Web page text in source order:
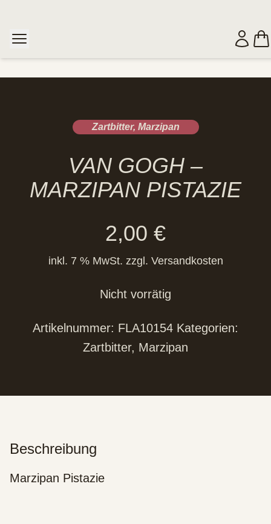
Zartbitter, Marzipan
VAN GOGH –
MARZIPAN PISTAZIE
2,00 €
inkl. 7 % MwSt. zzgl. Versandkosten
Nicht vorrätig
Artikelnummer: FLA10154 Kategorien:
Zartbitter, Marzipan
Beschreibung
Marzipan Pistazie